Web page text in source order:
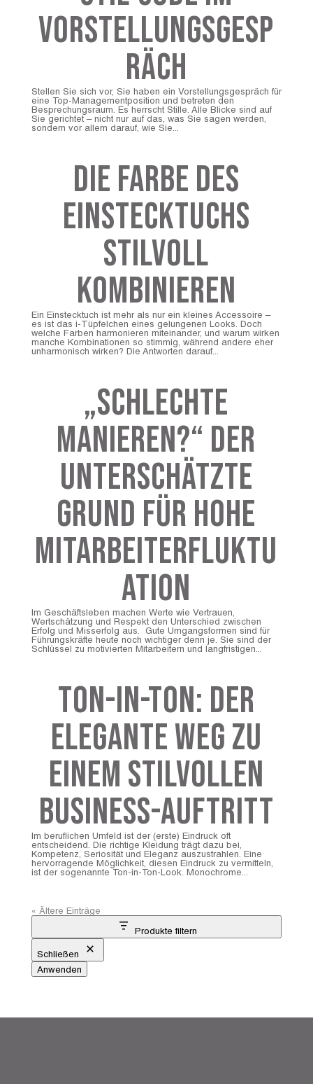
Vorstellungsgesp
räch
Stellen Sie sich vor, Sie haben ein Vorstellungsgespräch für
eine Top-Managementposition und betreten den
Besprechungsraum. Es herrscht Stille. Alle Blicke sind auf
Sie gerichtet – nicht nur auf das, was Sie sagen werden,
sondern vor allem darauf, wie Sie...
Die Farbe des
Einstecktuchs
stilvoll
kombinieren
Ein Einstecktuch ist mehr als nur ein kleines Accessoire –
es ist das i-Tüpfelchen eines gelungenen Looks. Doch
welche Farben harmonieren miteinander, und warum wirken
manche Kombinationen so stimmig, während andere eher
unharmonisch wirken? Die Antworten darauf...
„Schlechte
Manieren?“ Der
unterschätzte
Grund für hohe
Mitarbeiterfluktu
ation
Im Geschäftsleben machen Werte wie Vertrauen,
Wertschätzung und Respekt den Unterschied zwischen
Erfolg und Misserfolg aus. Gute Umgangsformen sind für
Führungskräfte heute noch wichtiger denn je. Sie sind der
Schlüssel zu motivierten Mitarbeitern und langfristigen...
Ton-in-Ton: Der
elegante Weg zu
einem stilvollen
Business-Auftritt
Im beruflichen Umfeld ist der (erste) Eindruck oft
entscheidend. Die richtige Kleidung trägt dazu bei,
Kompetenz, Seriosität und Eleganz auszustrahlen. Eine
hervorragende Möglichkeit, diesen Eindruck zu vermitteln,
ist der sogenannte Ton-in-Ton-Look. Monochrome...
« Ältere Einträge
Produkte filtern
Schließen
Anwenden